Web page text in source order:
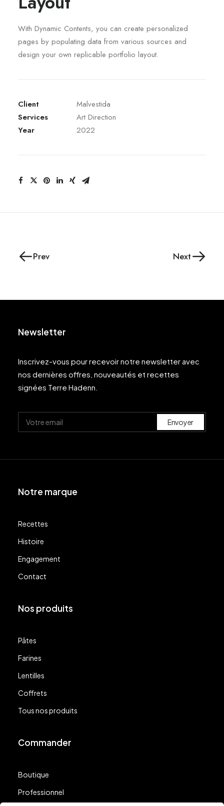
With Dynamic Contents, you can create personalized
pages by populating data from various sources and
design your own replicable portfolio layout.
Client
Malvestida
Services
Art Direction
Year
2022
Prev Next
Newsletter
Inscrivez-vous pour recevoir notre newsletter avec
nos dernières offres, nouveautés et recettes
signées Terre Hadenn.
Notre marque
Recettes
Histoire
Engagement
Contact
Nos produits
Pâtes
Farines
Lentilles
Coffrets
Tous nos produits
Commander
Boutique
Professionnel